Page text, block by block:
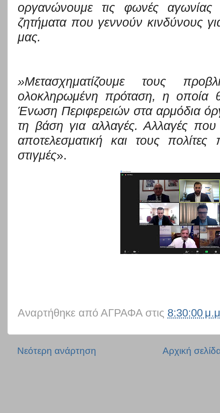
οργανώνουμε τις φωνές
ζητήματα που γεννούν κινδύνους
μας.
»Μετασχηματίζουμε τους
ολοκληρωμένη πρόταση,η οποία
Ένωση Περιφερειών στα αρμόδια
τη βάση για αλλαγές. Αλλαγές
αποτελεσματική και τους
στιγμές».
Αναρτήθηκε από ΑΓΡΑΦΑ στις 8:30:00
Νεότερη ανάρτηση Αρχική